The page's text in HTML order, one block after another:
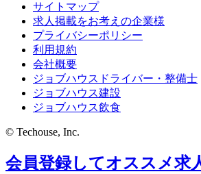
サイトマップ
求人掲載をお考えの企業様
プライバシーポリシー
利用規約
会社概要
ジョブハウスドライバー・整備士
ジョブハウス建設
ジョブハウス飲食
© Techouse, Inc.
会員登録してオススメ求